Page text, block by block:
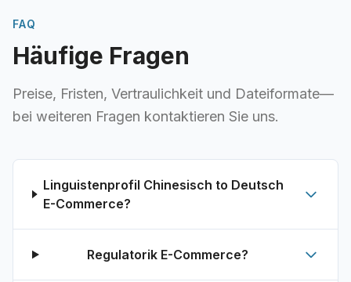
FAQ
Häufige Fragen
Preise, Fristen, Vertraulichkeit und Dateiformate—
bei weiteren Fragen kontaktieren Sie uns.
Linguistenprofil Chinesisch to Deutsch
E-Commerce?
Regulatorik E-Commerce?